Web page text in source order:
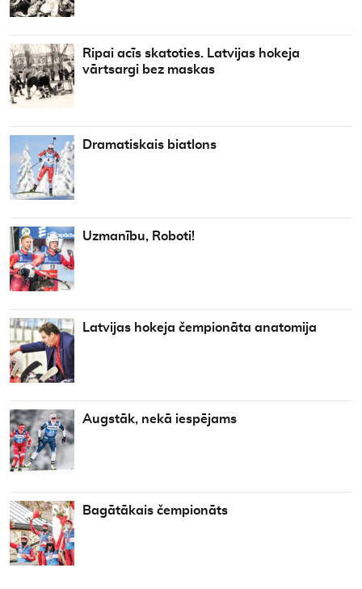
Ripai acīs skatoties. Latvijas hokeja
vārtsargi bez maskas
Dramatiskais biatlons
Uzmanību, Roboti!
Latvijas hokeja čempionāta anatomija
Augstāk, nekā iespējams
Bagātākais čempionāts